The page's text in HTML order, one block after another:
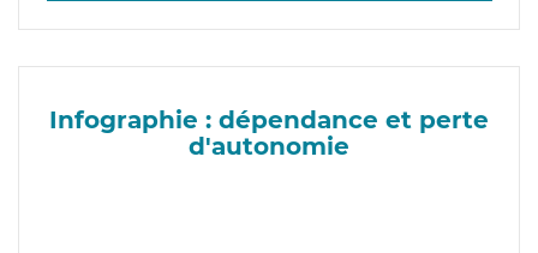
Infographie : dépendance et perte
d'autonomie